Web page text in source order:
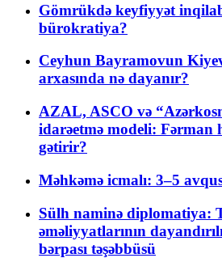
Gömrükdə keyfiyyət
bürokratiya?
Ceyhun Bayramovun
arxasında nə dayanır?
AZAL, ASCO və
idarəetmə modeli: Fərman
gətirir?
Məhkəmə icmalı: 3–5
Sülh naminə diplomatiya:
əməliyyatlarının
bərpası təşəbbüsü